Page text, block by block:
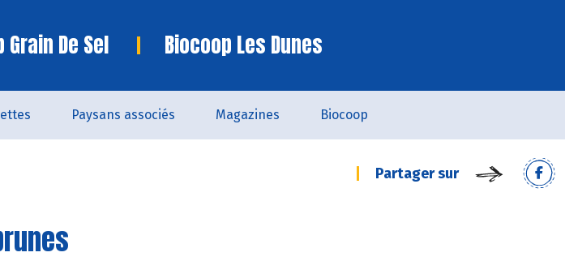
Grain De Sel Biocoop Les Dunes
Paysans associés Magazines Biocoop
Partager sur